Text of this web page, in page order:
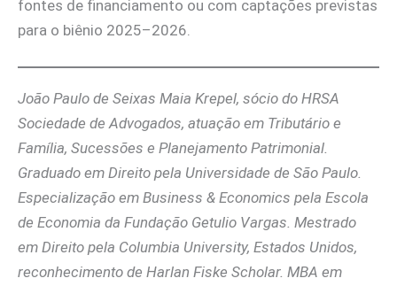
fontes de financiamento ou com captações previstas
para o biênio 2025–2026.
João Paulo de Seixas Maia Krepel, sócio do HRSA
Sociedade de Advogados, atuação em Tributário e
Família, Sucessões e Planejamento Patrimonial.
Graduado em Direito pela Universidade de São Paulo.
Especialização em Business & Economics pela Escola
de Economia da Fundação Getulio Vargas. Mestrado
em Direito pela Columbia University, Estados Unidos,
reconhecimento de Harlan Fiske Scholar. MBA em